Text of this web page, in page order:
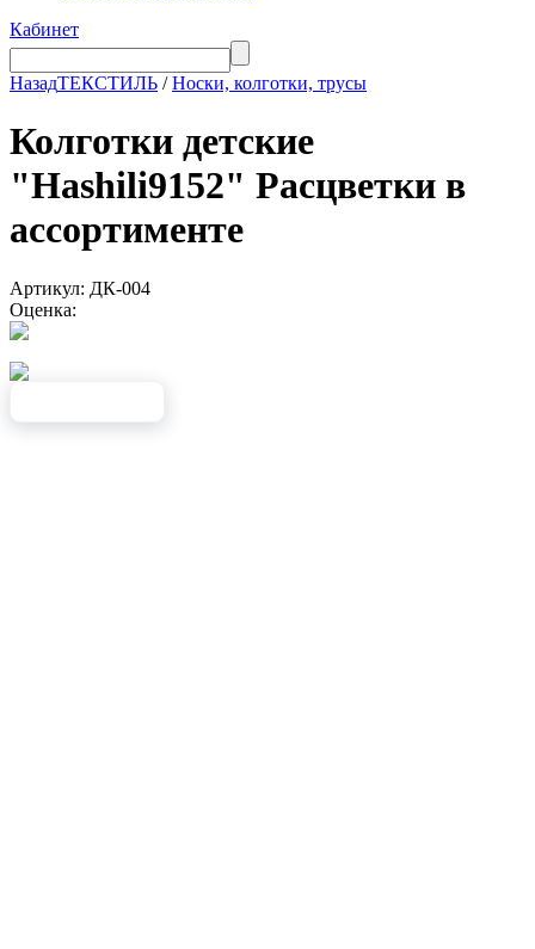
Кабинет
НазадТЕКСТИЛЬ /Носки, колготки, трусы
Колготки детские
"Hashili9152" Расцветки в
ассортименте
Артикул: ДК-004
Оценка: